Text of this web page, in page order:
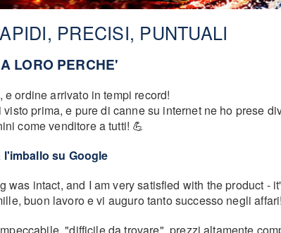
PRECISI, PUNTUALI
LORO PERCHE'
e ordine arrivato in tempi record!
prima, e pure di canne su internet ne ho prese
come venditore a tutti! 💪
l'imballo su Google
intact, and I am very satisfied with the product -
buon lavoro e vi auguro tanto successo negli